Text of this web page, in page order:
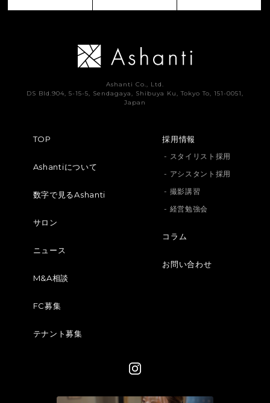
Ashanti Co., Ltd.
DS Bld.904, 5-15-5, Sendagaya, Shibuya Ku, Tokyo To, 151-0051,
Japan
TOP
Ashantiについて
数字で見るAshanti
サロン
ニュース
M&A相談
FC募集
テナント募集
採用情報
- スタイリスト採用
- アシスタント採用
- 撮影講習
- 経営勉強会
コラム
お問い合わせ